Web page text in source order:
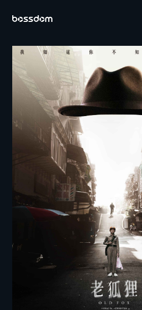
首頁
關於百聿
營運內容
投資人專區
公司治理
重大訊息及公開資訊查詢
商洽聯繫